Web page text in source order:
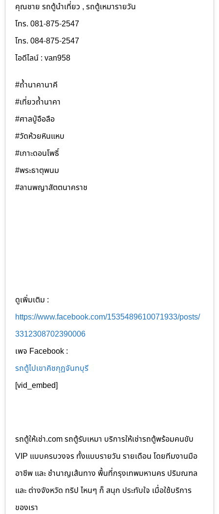
คุณชาย รถตู้นำเที่ยว , รถตู้เหมารายวัน
โทร. 081-875-2547
โทร. 084-875-2547
ไอดีไลน์ : van958
#ถ้ำนาคานาคี
#เที่ยวถ้ำนาคา
#ศาลปู่อือลือ
#วัดห้วยหินแหบ
#เกาะดอนโพธิ์
#พระธาตุพนม
#ลานพญาสัตตนาคราช
ดูเพิ่มเติม :
https://www.facebook.com/1535489610071933/posts/
3312308702390006
เพจ Facebook :
รถตู้ไปเขาคิชกุฏจันทบุรี
[vid_embed]
รถตู้ให้เช่า.com รถตู้รับเหมา บริการให้เช่ารถตู้พร้อมคนขับ
VIP แบบครบวงจร ทั้งแบบรายวัน รายเดือน โดยทีมงานมือ
อาชีพ และ ชำนาญเส้นทาง พื้นที่กรุงเทพมหานคร ปริมณฑล
และ ต่างจังหวัด ทริป ไหนๆ ก็ สนุก ประทับใจ เมื่อใช้บริการ
ของเรา